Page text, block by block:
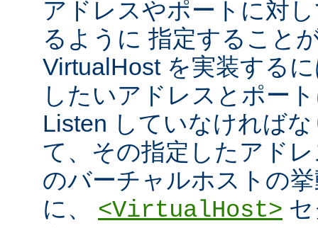
アドレスやポートに対
るように 指定すること
VirtualHost を実装する
したいアドレスとポー
Listen していなければ
て、その指定したアド
のバーチャルホストの
に、 <VirtualHost>